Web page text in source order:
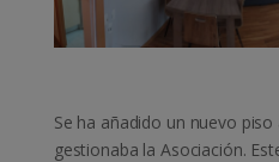
Se ha añadido un nuevo
gestionaba la Asociación.